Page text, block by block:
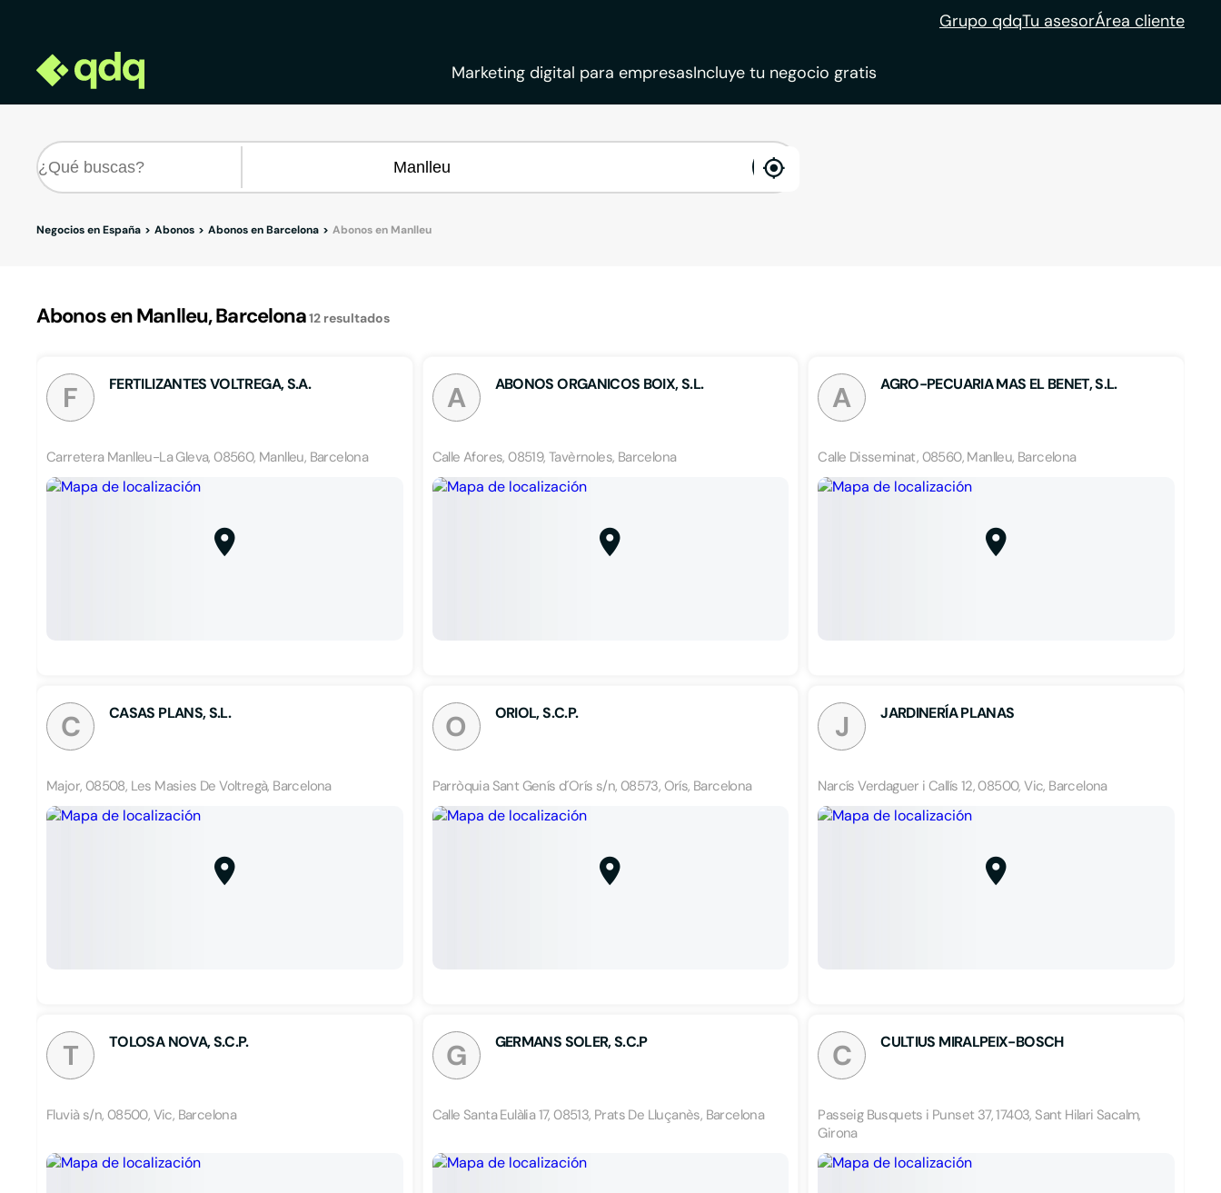
Grupo qdqTu asesorÁrea cliente
Marketing digital para empresasIncluye tu negocio gratis
enable
Negocios en España Abonos Abonos en Barcelona Abonos en Manlleu
Abonos en Manlleu, Barcelona12 resultados
F FERTILIZANTES VOLTREGA, S.A.
Carretera Manlleu-La Gleva, 08560, Manlleu, Barcelona
A ABONOS ORGANICOS BOIX, S.L.
Calle Afores, 08519, Tavèrnoles, Barcelona
A AGRO-PECUARIA MAS EL BENET, S.L.
Calle Disseminat, 08560, Manlleu, Barcelona
C CASAS PLANS, S.L.
Major, 08508, Les Masies De Voltregà, Barcelona
O ORIOL, S.C.P.
Parròquia Sant Genís d´Orís s/n, 08573, Orís, Barcelona
J JARDINERÍA PLANAS
Narcís Verdaguer i Callís 12, 08500, Vic, Barcelona
T TOLOSA NOVA, S.C.P.
Fluvià s/n, 08500, Vic, Barcelona
G GERMANS SOLER, S.C.P
Calle Santa Eulàlia 17, 08513, Prats De Lluçanès, Barcelona
C CULTIUS MIRALPEIX-BOSCH
Passeig Busquets i Punset 37, 17403, Sant Hilari Sacalm,
Girona